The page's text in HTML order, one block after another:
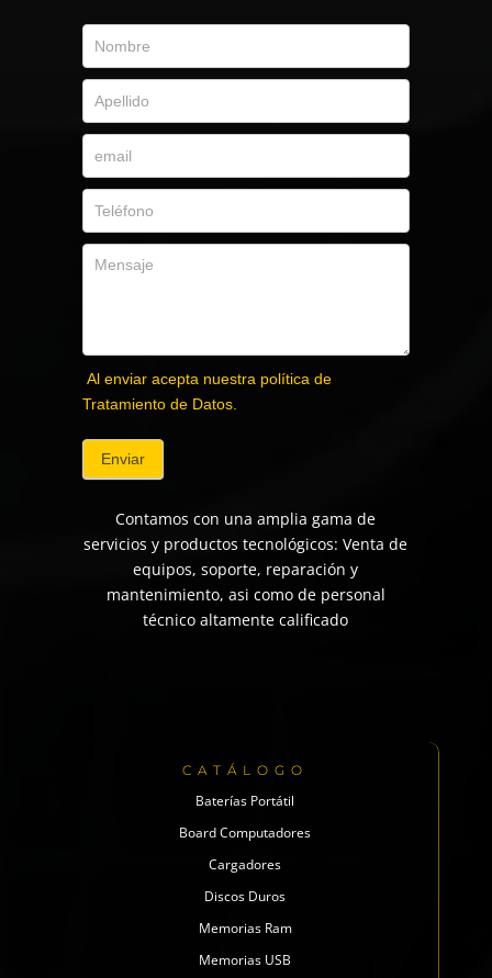
Al enviar acepta nuestra política de
Tratamiento de Datos.
Enviar
Contamos con una amplia gama de
servicios y productos tecnológicos: Venta de
equipos, soporte, reparación y
mantenimiento, asi como de personal
técnico altamente calificado
CATÁLOGO
Baterías Portátil
Board Computadores
Cargadores
Discos Duros
Memorias Ram
Memorias USB